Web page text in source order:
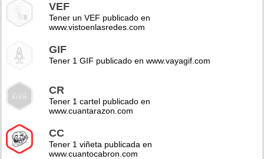
VEF
Tener un VEF publicado en
www.vistoenlasredes.com
GIF
Tener 1 GIF publicado en www.vayagif.com
CR
Tener 1 cartel publicado en
www.cuantarazon.com
CC
Tener 1 viñeta publicada en
www.cuantocabron.com